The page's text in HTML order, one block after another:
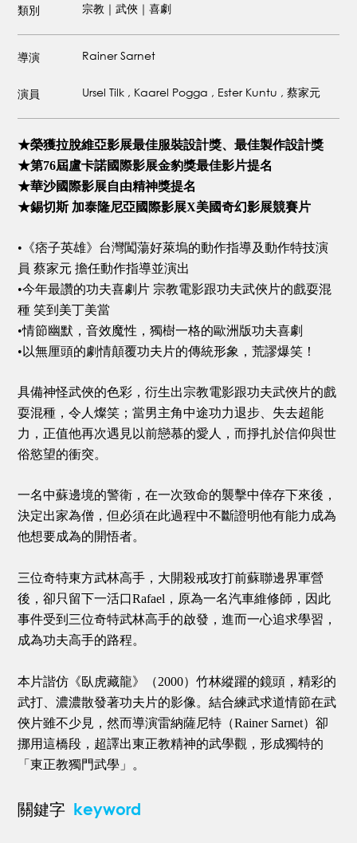
類別 宗教｜武俠｜喜劇
導演 Rainer Sarnet
演員 Ursel Tilk , Kaarel Pogga , Ester Kuntu , 蔡家元
★榮獲拉脫維亞影展最佳服裝設計獎、最佳製作設計獎
★第76屆盧卡諾國際影展金豹獎最佳影片提名
★華沙國際影展自由精神獎提名
★錫切斯 加泰隆尼亞國際影展X美國奇幻影展競賽片
•《痞子英雄》台灣闖蕩好萊塢的動作指導及動作特技演
員 蔡家元 擔任動作指導並演出
•今年最讚的功夫喜劇片 宗教電影跟功夫武俠片的戲耍混
種 笑到美丁美當
•情節幽默，音效魔性，獨樹一格的歐洲版功夫喜劇
•以無厘頭的劇情顛覆功夫片的傳統形象，荒謬爆笑！
具備神怪武俠的色彩，衍生出宗教電影跟功夫武俠片的戲
耍混種，令人燦笑；當男主角中途功力退步、失去超能
力，正值他再次遇見以前戀慕的愛人，而掙扎於信仰與世
俗慾望的衝突。
一名中蘇邊境的警衛，在一次致命的襲擊中倖存下來後，
決定出家為僧，但必須在此過程中不斷證明他有能力成為
他想要成為的開悟者。
三位奇特東方武林高手，大開殺戒攻打前蘇聯邊界軍營
後，卻只留下一活口Rafael，原為一名汽車維修師，因此
事件受到三位奇特武林高手的啟發，進而一心追求學習，
成為功夫高手的路程。
本片諧仿《臥虎藏龍》（2000）竹林縱躍的鏡頭，精彩的
武打、濃濃散發著功夫片的影像。結合練武求道情節在武
俠片雖不少見，然而導演雷納薩尼特（Rainer Sarnet）卻
挪用這橋段，超譯出東正教精神的武學觀，形成獨特的
「東正教獨門武學」。
關鍵字 keyword